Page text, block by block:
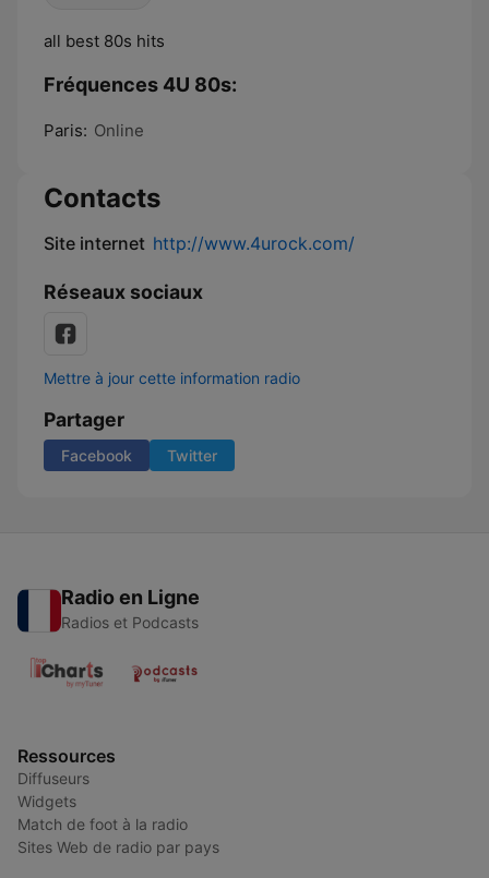
all best 80s hits
Fréquences 4U 80s:
Paris: Online
Contacts
Site internet http://www.4urock.com/
Réseaux sociaux
Mettre à jour cette information radio
Partager
Facebook Twitter
Radio en Ligne
Radios et Podcasts
Ressources
Diffuseurs
Widgets
Match de foot à la radio
Sites Web de radio par pays